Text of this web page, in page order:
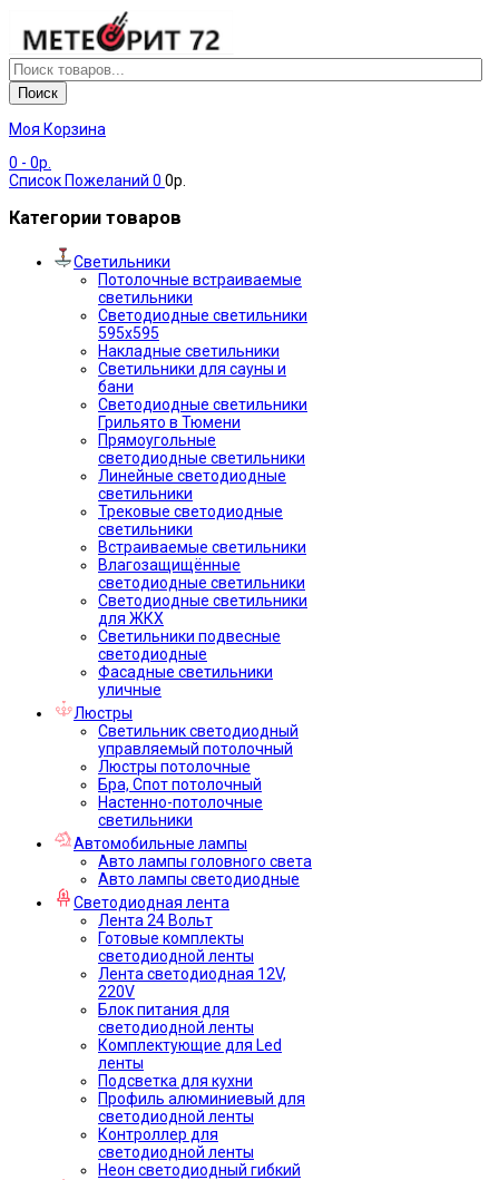
Поиск
Моя Корзина
0 - 0р.
Список Пожеланий 0 0р.
Категории товаров
Светильники
Потолочные встраиваемые
светильники
Светодиодные светильники
595х595
Накладные светильники
Светильники для сауны и
бани
Светодиодные светильники
Грильято в Тюмени
Прямоугольные
светодиодные светильники
Линейные светодиодные
светильники
Трековые светодиодные
светильники
Встраиваемые светильники
Влагозащищённые
светодиодные светильники
Светодиодные светильники
для ЖКХ
Светильники подвесные
светодиодные
Фасадные светильники
уличные
Люстры
Светильник светодиодный
управляемый потолочный
Люстры потолочные
Бра, Спот потолочный
Настенно-потолочные
светильники
Автомобильные лампы
Авто лампы головного света
Авто лампы светодиодные
Светодиодная лента
Лента 24 Вольт
Готовые комплекты
светодиодной ленты
Лента светодиодная 12V,
220V
Блок питания для
светодиодной ленты
Комплектующие для Led
ленты
Подсветка для кухни
Профиль алюминиевый для
светодиодной ленты
Контроллер для
светодиодной ленты
Неон светодиодный гибкий